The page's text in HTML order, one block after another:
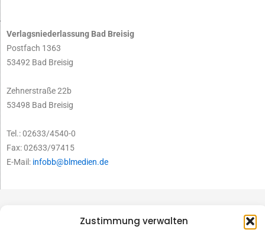
Zustimmung verwalten
Verlagsniederlassung Bad Breisig
Postfach 1363
53492 Bad Breisig
Zehnerstraße 22b
53498 Bad Breisig
Tel.: 02633/4540-0
Fax: 02633/97415
E-Mail: infobb@blmedien.de